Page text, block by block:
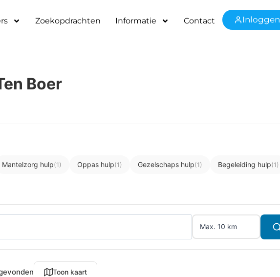
Zoekopdrachten Informatie Contact Inloggen
Boer
Mantelzorg hulp(1) Oppas hulp(1) Gezelschaps hulp(1) Begeleiding hulp(1)
Toon kaart